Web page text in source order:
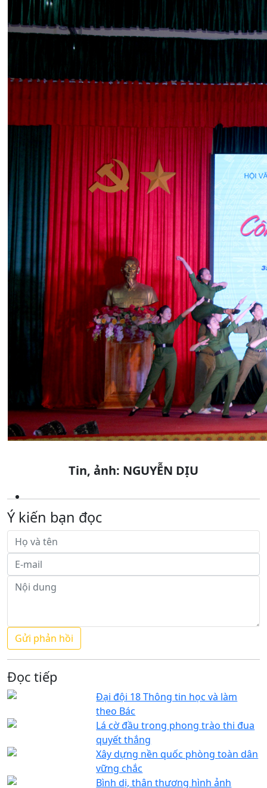
Tin, ảnh: NGUYỄN DỊU
Ý kiến bạn đọc
Đọc tiếp
Đại đội 18 Thông tin học và làm
theo Bác
Lá cờ đầu trong phong trào thi đua
quyết thắng
Xây dựng nền quốc phòng toàn dân
vững chắc
Bình dị, thân thương hình ảnh